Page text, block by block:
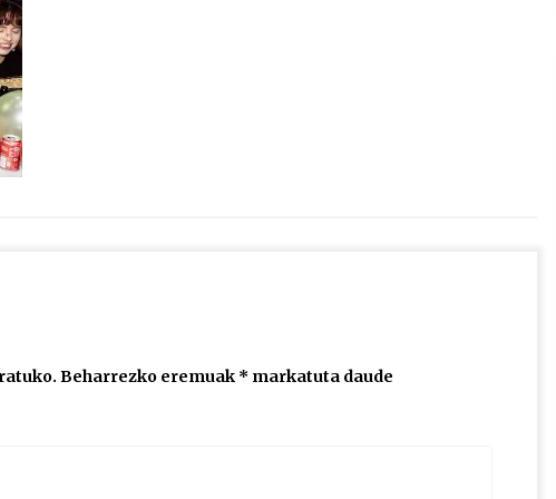
bertso-
Beharrezko eremuak * markatuta daude